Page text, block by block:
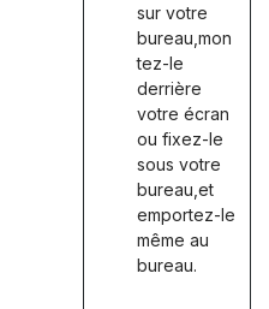
sur votre
bureau,mon
tez-le
derrière
votre écran
ou fixez-le
sous votre
bureau,et
emportez-le
même au
bureau.